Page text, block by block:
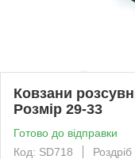
Ковзани
Розмір 29-33
Готово до відправки
Код: SD718
Роздріб